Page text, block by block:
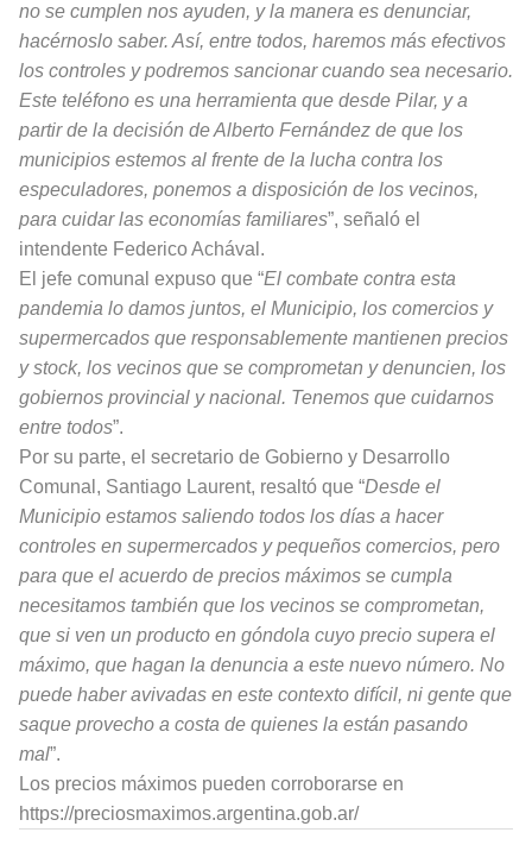
no se cumplen nos ayuden, y la manera es denunciar,
hacérnoslo saber. Así, entre todos, haremos más efectivos
los controles y podremos sancionar cuando sea necesario.
Este teléfono es una herramienta que desde Pilar, y a
partir de la decisión de Alberto Fernández de que los
municipios estemos al frente de la lucha contra los
especuladores, ponemos a disposición de los vecinos,
para cuidar las economías familiares”, señaló el
intendente Federico Achával.
El jefe comunal expuso que “El combate contra esta
pandemia lo damos juntos, el Municipio, los comercios y
supermercados que responsablemente mantienen precios
y stock, los vecinos que se comprometan y denuncien, los
gobiernos provincial y nacional. Tenemos que cuidarnos
entre todos”.
Por su parte, el secretario de Gobierno y Desarrollo
Comunal, Santiago Laurent, resaltó que “Desde el
Municipio estamos saliendo todos los días a hacer
controles en supermercados y pequeños comercios, pero
para que el acuerdo de precios máximos se cumpla
necesitamos también que los vecinos se comprometan,
que si ven un producto en góndola cuyo precio supera el
máximo, que hagan la denuncia a este nuevo número. No
puede haber avivadas en este contexto difícil, ni gente que
saque provecho a costa de quienes la están pasando
mal”.
Los precios máximos pueden corroborarse en
https://preciosmaximos.argentina.gob.ar/